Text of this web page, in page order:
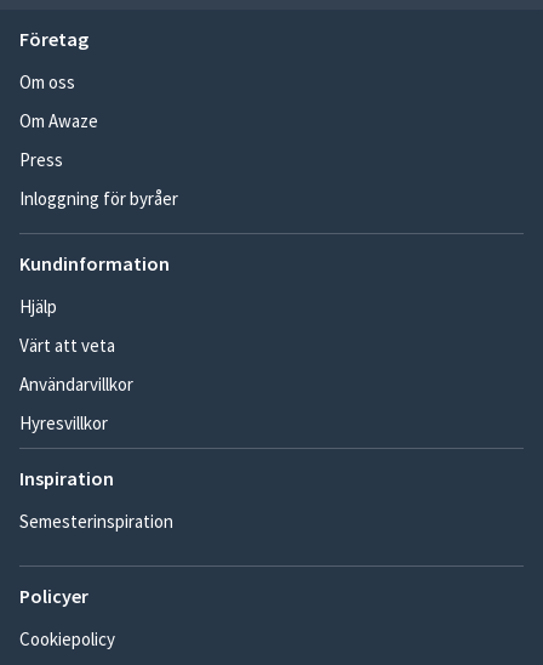
Företag
Om oss
Om Awaze
Press
Inloggning för byråer
Kundinformation
Hjälp
Värt att veta
Användarvillkor
Hyresvillkor
Inspiration
Semesterinspiration
Policyer
Cookiepolicy